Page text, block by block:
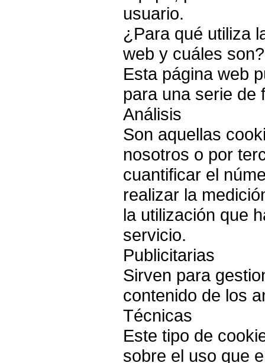
usuario.
¿Para qué utiliza
web y cuáles son?
Esta página web
para una serie de
Análisis
Son aquellas
nosotros o por
cuantificar el
realizar la
la utilización que
servicio.
Publicitarias
Sirven para
contenido de los
Técnicas
Este tipo de
sobre el uso que